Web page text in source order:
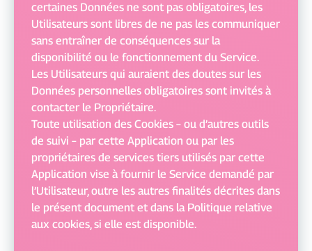
certaines Données ne sont pas obligatoires, les
Utilisateurs sont libres de ne pas les communiquer
sans entraîner de conséquences sur la
disponibilité ou le fonctionnement du Service.
Les Utilisateurs qui auraient des doutes sur les
Données personnelles obligatoires sont invités à
contacter le Propriétaire.
Toute utilisation des Cookies – ou d’autres outils
de suivi – par cette Application ou par les
propriétaires de services tiers utilisés par cette
Application vise à fournir le Service demandé par
l’Utilisateur, outre les autres finalités décrites dans
le présent document et dans la Politique relative
aux cookies, si elle est disponible.